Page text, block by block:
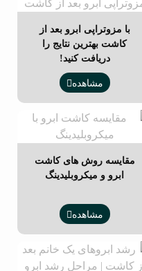
با مزوتراپی ابرو بعد از
کاشت بهترین نتایج را
دریافت کنید!
مشاهده
مقایسه روش های کاشت
ابرو و میکروبلیدینگ
مشاهده